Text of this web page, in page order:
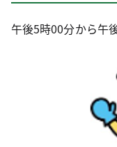
午後5時00分から午